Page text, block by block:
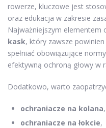
rowerze, kluczowe jest
oraz edukacja w zakresie
Najważniejszym elementem
kask, który zawsze
spełniać obowiązujące
efektywną ochroną głowy w
Dodatkowo, warto
ochraniacze na kolana,
ochraniacze na łokcie,